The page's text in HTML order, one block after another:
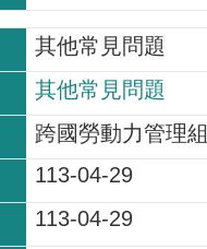
其他常見問題
其他常見問題
跨國勞動力管理組
113-04-29
113-04-29